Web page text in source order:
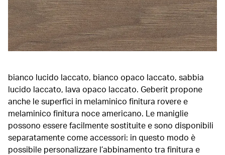
bianco lucido laccato, bianco opaco laccato, sabbia
lucido laccato, lava opaco laccato. Geberit propone
anche le superfici in melaminico finitura rovere e
melaminico finitura noce americano. Le maniglie
possono essere facilmente sostituite e sono disponibili
separatamente come accessori: in questo modo è
possibile personalizzare l’abbinamento tra finitura e